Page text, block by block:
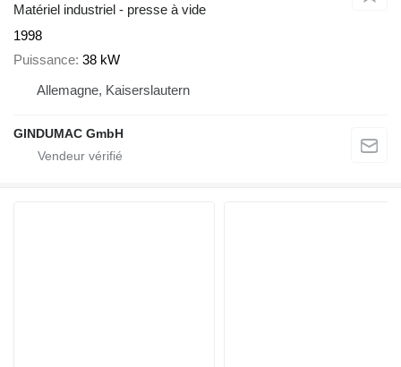
Matériel industriel - presse à vide
1998
Puissance 38 kW
Allemagne, Kaiserslautern
GINDUMAC GmbH